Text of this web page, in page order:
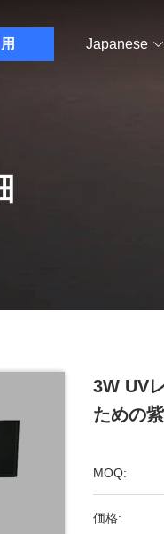
Japanese
3W UV
ための
MOQ:
価格: